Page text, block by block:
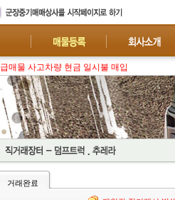
급매물 사고차량 현금 일시불 매입 : 폐차-수출
거래완료